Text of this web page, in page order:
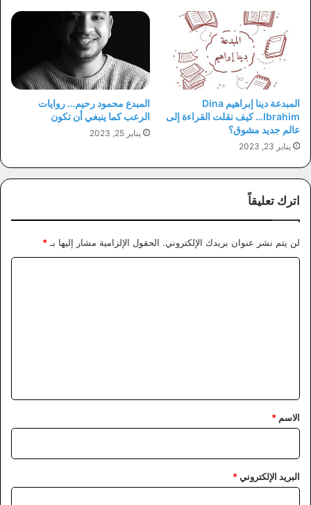
المبدعة دينا إبراهيم Dina
Ibrahim… كيف نقلت القراءة إلى
عالم جديد مشوق؟
يناير 23, 2023
المبدع محمود رحيم… روايات
الرعب كما ينبغي أن تكون
يناير 25, 2023
اترك تعليقاً
لن يتم نشر عنوان بريدك الإلكتروني. الحقول الإلزامية مشار إليها بـ *
*
الاسم *
البريد الإلكتروني*